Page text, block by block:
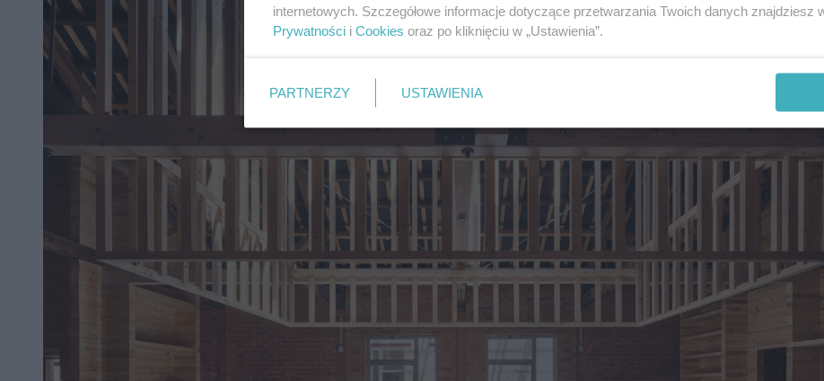
internetowych. Szczegółowe informacje dotyczące przetwarzania Twoich danych znajdziesz
Prywatności i Cookies oraz po kliknięciu w „Ustawienia”.
PARTNERZY USTAWIENIA